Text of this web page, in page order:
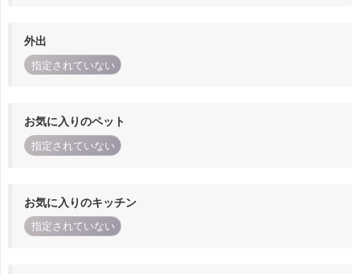
外出
指定されていない
お気に入りのペット
指定されていない
お気に入りのキッチン
指定されていない